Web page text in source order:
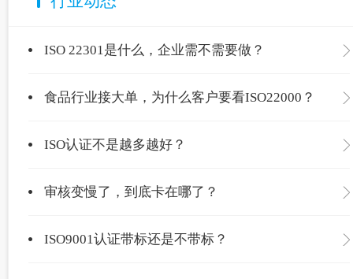
ISO 22301是什么，企业需不需要做？
食品行业接大单，为什么客户要看ISO22000？
ISO认证不是越多越好？
审核变慢了，到底卡在哪了？
ISO9001认证带标还是不带标？